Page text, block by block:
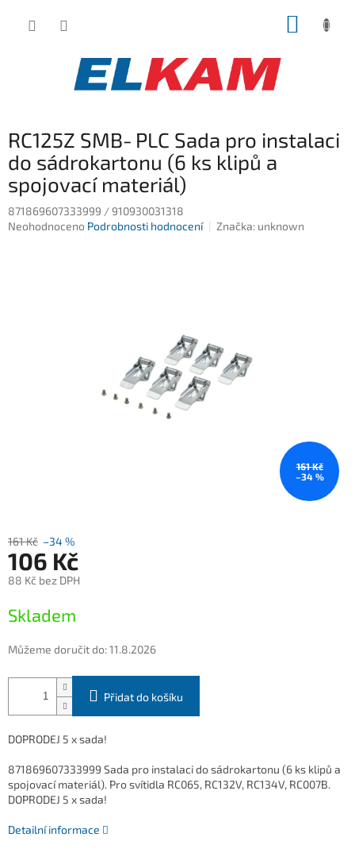
RC125Z SMB‑PLC Sada pro instalaci
do sádrokartonu (6 ks klipů a
spojovací materiál)
871869607333999 / 910930031318
Průměrné
Neohodnoceno Podrobnosti hodnocení Značka: unknown
161 Kč
–34 %
161 Kč –34 %
106 Kč
88 Kč bez DPH
cena:
Skladem
Můžeme doručit do:11.8.2026
Přidat do košíku
DOPRODEJ 5 x sada!
871869607333999 Sada pro instalaci do sádrokartonu (6 ks klipů a
spojovací materiál). Pro svítidla RC065, RC132V, RC134V, RC007B.
DOPRODEJ 5 x sada!
Detailní informace